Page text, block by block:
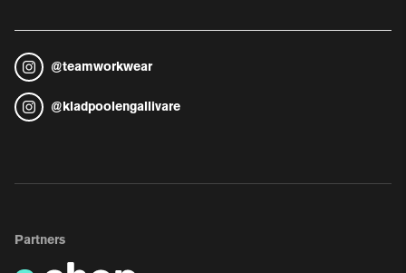
@teamworkwear
@ kladpoolengallivare
Partners